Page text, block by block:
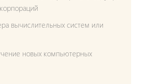
вычислительных систем или
новых компьютерных